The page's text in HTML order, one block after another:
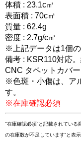
体積 : 23.1c㎥
表面積 : 70c㎡
質量 : 62.4g
密度 : 2.7g/c㎥
※上記データは1個の
備考 : KSR110対応
CNC タペットカバ
※色斑・小傷は、ア
す。
※在庫確認必須
"在庫確認必須”と記載されてい
の在庫数が不足しています”と表